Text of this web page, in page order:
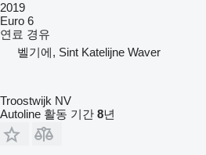
2019
Euro 6
연료 경유
벨기에, Sint Katelijne Waver
Troostwijk NV
Autoline 활동 기간 8년